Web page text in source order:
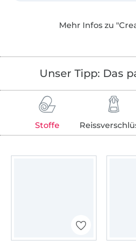
eigenen Ideen.
Auf meinem Blog findest du
ergänzende Tutorials und
Ich liebe meine Arbeit, bei
einem langen
meinem beruflichen
verbindet.
Mehr Infos zu
Unser Tipp: Das
Stoffe